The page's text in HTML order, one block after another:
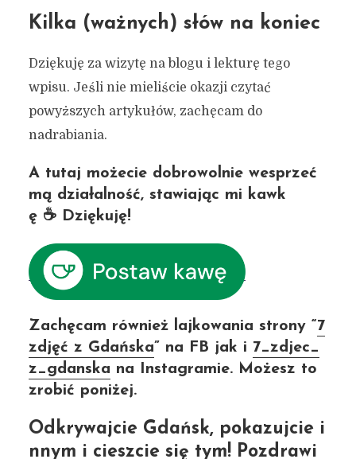
Kilka (ważnych) słów na koniec
Dziękuję za wizytę na blogu i lekturę tego
wpisu. Jeśli nie mieliście okazji czytać
powyższych artykułów, zachęcam do
nadrabiania.
A tutaj możecie dobrowolnie wesprzeć
mą działalność, stawiając mi kawk
ę ☕ Dziękuję!
Zachęcam również lajkowania strony “7
zdjęć z Gdańska” na FB jak i 7_zdjec_
z_gdanska na Instagramie. Możesz to
zrobić poniżej.
Odkrywajcie Gdańsk, pokazujcie i
nnym i cieszcie się tym! Pozdrawi